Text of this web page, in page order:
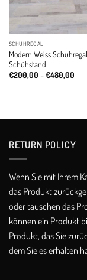
SCHUHREGAL
Modern Weiss
Schühstand
€200,00 –€480,00Price
RETURN POLICY​
Wenn Sie mit Ihrem
das Produkt
oder tauschen das
können ein Produkt
Produkt, das Sie
dem Sie es erhalten